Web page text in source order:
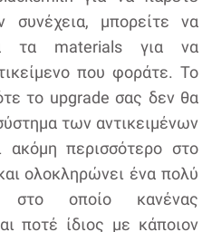
μπορείτε να
τα materials για να
που φοράτε. Το
το upgrade σας δεν θα
των αντικειμένων
περισσότερο στο
ολοκληρώνει ένα πολύ
στο οποίο κανένας
ποτέ ίδιος με κάποιον